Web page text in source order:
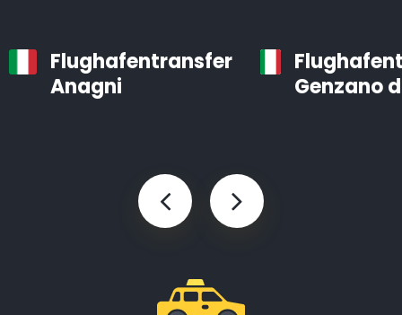
Flughafentransfer
Anagni
Genzano